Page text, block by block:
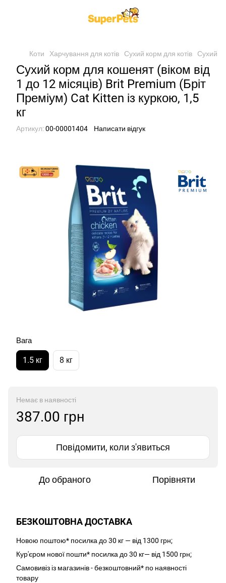
Коти Харчування для котів Сухий корм для котів Сухий
Сухий корм для кошенят (віком від
1 до 12 місяців) Brit Premium (Бріт
Преміум) Cat Kitten із куркою, 1,5
кг
Артикул:00-00001404 Написати відгук
Вага
1.5 кг 8 кг
Немає в наявності
387.00 грн
Повідомити, коли з'явиться
До обраного Порівняти
БЕЗКОШТОВНА ДОСТАВКА
Новою поштою* посилка до 30 кг — від 1300 грн;
Кур'єром нової пошти* посилка до 30 кг— від 1500 грн;
Самовивіз із магазинів - безкоштовний* по наявності
товару